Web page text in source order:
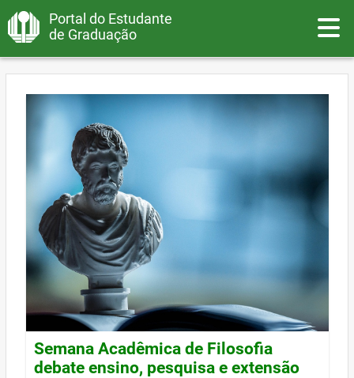
Portal do Estudante
de Graduação
Semana Acadêmica de Filosofia
debate ensino, pesquisa e extensão